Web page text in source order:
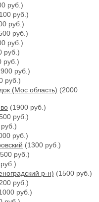
руб.)
руб.)
руб.)
руб.)
руб.)
руб.)
руб.)
руб.)
руб.)
(Мос область) (2000
(1900 руб.)
руб.)
руб.)
(1300 руб.)
руб.)
р-н) (1500 руб.)
руб.)
руб.)